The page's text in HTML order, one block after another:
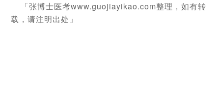
「张博士医考www.guojiayikao.com整理，如有转
载，请注明出处」